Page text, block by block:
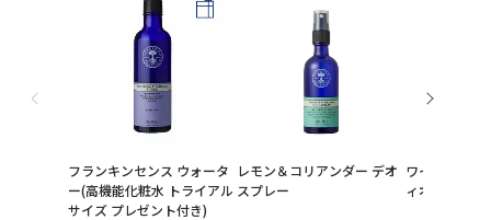
フランキンセンス ウォータ
ー(高機能化粧水 トライアル
サイズ プレゼント付き)
レモン＆コリアンダー デオ
スプレー
ワイルドロー
ィオイル